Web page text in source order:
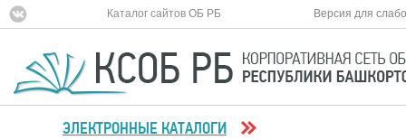
Каталог сайтов ОБ РБ Версия для
ЭЛЕКТРОННЫЕ КАТАЛОГИ